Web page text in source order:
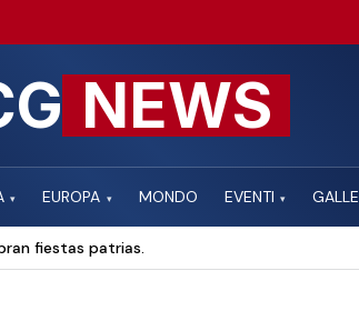
NEWS
▾ EUROPA ▾ MONDO EVENTI ▾
fiestas patrias.